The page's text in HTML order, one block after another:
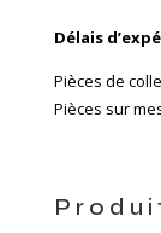
or
Délais
Pièces de
Pièces sur